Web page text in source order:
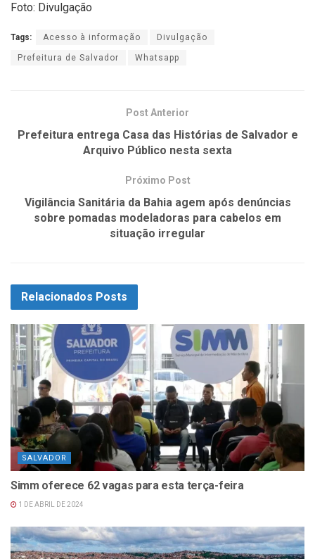
Foto: Divulgação
Tags: Acesso à informação Divulgação
Prefeitura de Salvador Whatsapp
Post Anterior
Prefeitura entrega Casa das Histórias de Salvador e
Arquivo Público nesta sexta
Próximo Post
Vigilância Sanitária da Bahia agem após denúncias
sobre pomadas modeladoras para cabelos em
situação irregular
Relacionados Posts
SALVADOR
Simm oferece 62 vagas para esta terça-feira
1 DE ABRIL DE 2024